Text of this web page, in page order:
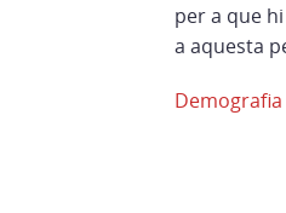
per a que
a aquesta